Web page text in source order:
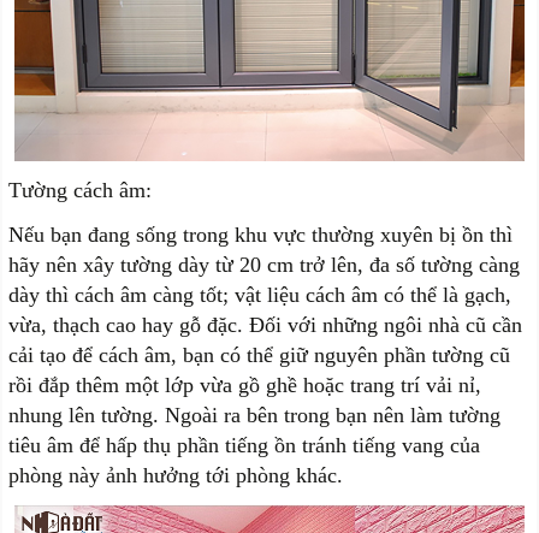
Tường cách âm:
Nếu bạn đang sống trong khu vực thường xuyên bị ồn thì
hãy nên xây tường dày từ 20 cm trở lên, đa số tường càng
dày thì cách âm càng tốt; vật liệu cách âm có thể là gạch,
vừa, thạch cao hay gỗ đặc. Đối với những ngôi nhà cũ cần
cải tạo để cách âm, bạn có thể giữ nguyên phần tường cũ
rồi đắp thêm một lớp vừa gồ ghề hoặc trang trí vải nỉ,
nhung lên tường. Ngoài ra bên trong bạn nên làm tường
tiêu âm để hấp thụ phần tiếng ồn tránh tiếng vang của
phòng này ảnh hưởng tới phòng khác.